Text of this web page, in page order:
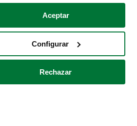
Aceptar
Configurar
Rechazar